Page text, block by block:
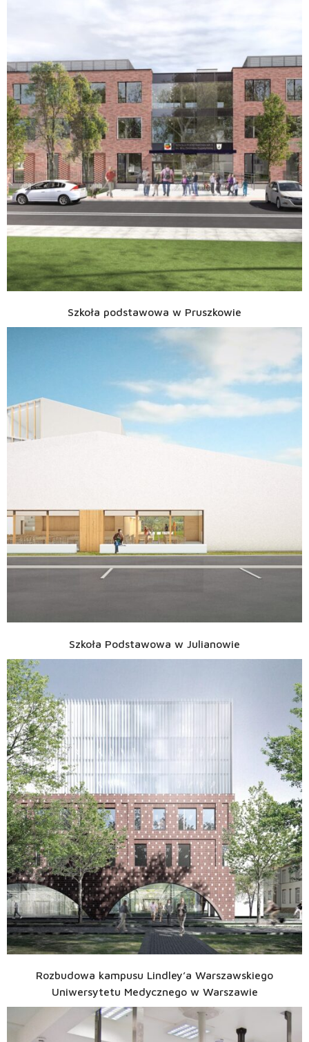
Szkoła podstawowa w Pruszkowie
Szkoła Podstawowa w Julianowie
Rozbudowa kampusu Lindley’a Warszawskiego
Uniwersytetu Medycznego w Warszawie